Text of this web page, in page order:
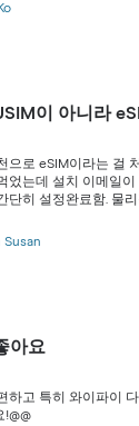
이 아니라
으로 eSIM이라는 걸
었는데 설치 이메일
단히 설정완료함. 물리
Susan
아요
하고 특히 와이파이
!@@